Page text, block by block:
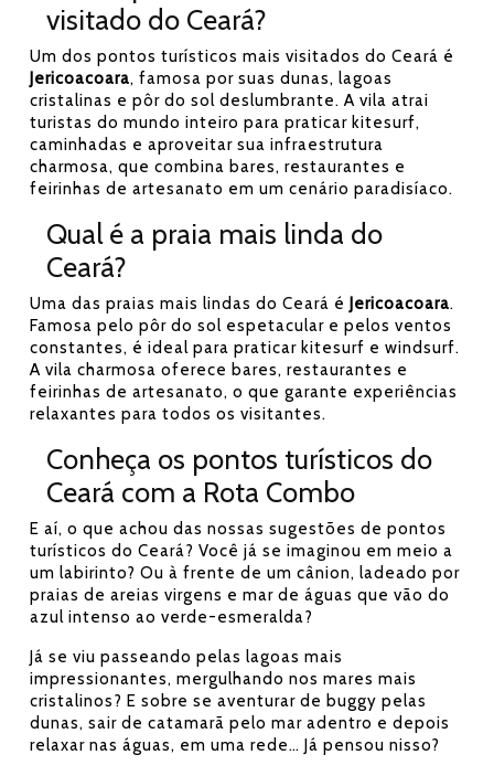
visitado do Ceará?
Um dos pontos turísticos mais visitados do Ceará é
Jericoacoara, famosa por suas dunas, lagoas
cristalinas e pôr do sol deslumbrante. A vila atrai
turistas do mundo inteiro para praticar kitesurf,
caminhadas e aproveitar sua infraestrutura
charmosa, que combina bares, restaurantes e
feirinhas de artesanato em um cenário paradisíaco.
Qual é a praia mais linda do
Ceará?
Uma das praias mais lindas do Ceará é Jericoacoara.
Famosa pelo pôr do sol espetacular e pelos ventos
constantes, é ideal para praticar kitesurf e windsurf.
A vila charmosa oferece bares, restaurantes e
feirinhas de artesanato, o que garante experiências
relaxantes para todos os visitantes.
Conheça os pontos turísticos do
Ceará com a Rota Combo
E aí, o que achou das nossas sugestões de pontos
turísticos do Ceará? Você já se imaginou em meio a
um labirinto? Ou à frente de um cânion, ladeado por
praias de areias virgens e mar de águas que vão do
azul intenso ao verde-esmeralda?
Já se viu passeando pelas lagoas mais
impressionantes, mergulhando nos mares mais
cristalinos? E sobre se aventurar de buggy pelas
dunas, sair de catamarã pelo mar adentro e depois
relaxar nas águas, em uma rede… Já pensou nisso?